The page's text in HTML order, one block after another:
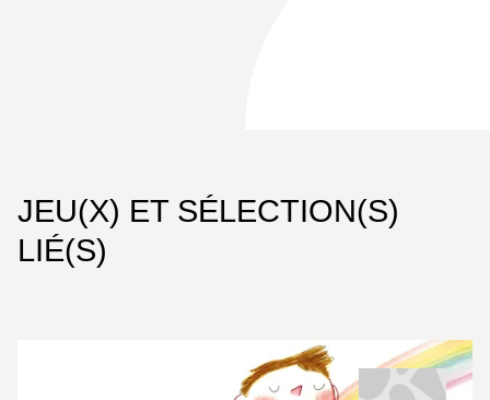
JEU(X) ET SÉLECTION(S)
LIÉ(S)